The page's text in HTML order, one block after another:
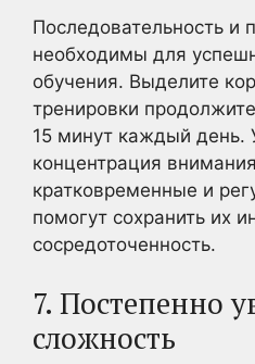
Последовательность и
необходимы для
обучения. Выделите
тренировки
15 минут каждый день.
концентрация
кратковременные и
помогут сохранить их
сосредоточенность.
7. Постепенно
сложность